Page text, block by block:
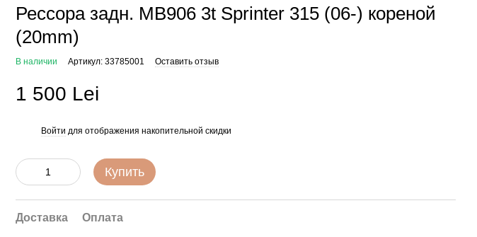
Рессора задн. МВ906 3t Sprinter 315 (06-) кореной
(20mm)
В наличии Артикул: 33785001 Оставить отзыв
1 500 Lei
Войти для отображения накопительной скидки
Купить
Доставка Оплата